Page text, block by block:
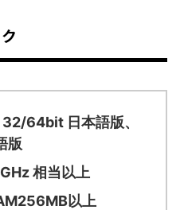
64bit 日本語版、
版
相当以上
以上